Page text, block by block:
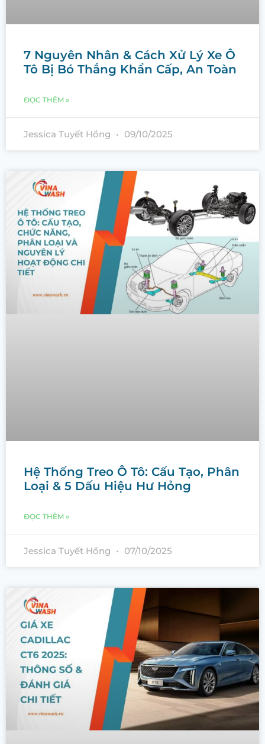
7 Nguyên Nhân & Cách Xử Lý Xe Ô
Tô Bị Bó Thắng Khẩn Cấp, An Toàn
ĐỌC THÊM »
Jessica Tuyết Hồng 09/10/2025
Hệ Thống Treo Ô Tô: Cấu Tạo, Phân
Loại & 5 Dấu Hiệu Hư Hỏng
ĐỌC THÊM »
Jessica Tuyết Hồng 07/10/2025